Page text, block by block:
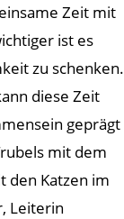
Zeit mit
ist es
zu schenken.
diese Zeit
geprägt
mit dem
den Katzen im
Leiterin